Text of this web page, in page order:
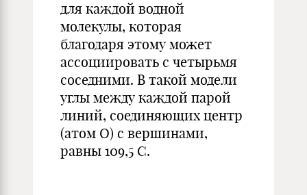
для каждой водной
молекулы, которая
благодаря этому может
ассоциировать с четырьмя
соседними. В такой модели
углы между каждой парой
линий, соединяющих центр
(атом О) с вершинами,
равны 109,5 С.